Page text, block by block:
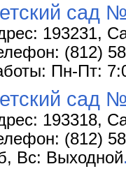
сад
193231,
(812)
Пн-Пт:
сад
193318,
(812)
Вс: Выходной